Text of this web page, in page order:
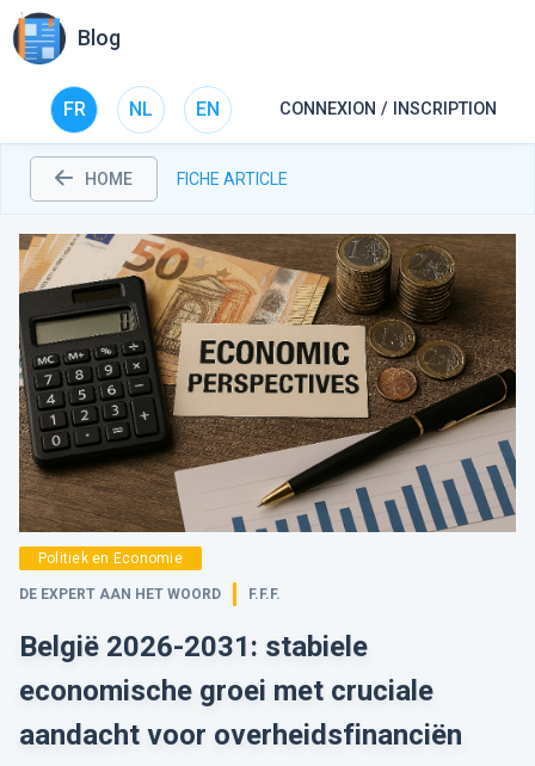
Blog
FR NL EN CONNEXION / INSCRIPTION
HOME FICHE ARTICLE
Politiek en Economie
DE EXPERT AAN HET WOORD F.F.F.
België 2026-2031: stabiele
economische groei met cruciale
aandacht voor overheidsfinanciën